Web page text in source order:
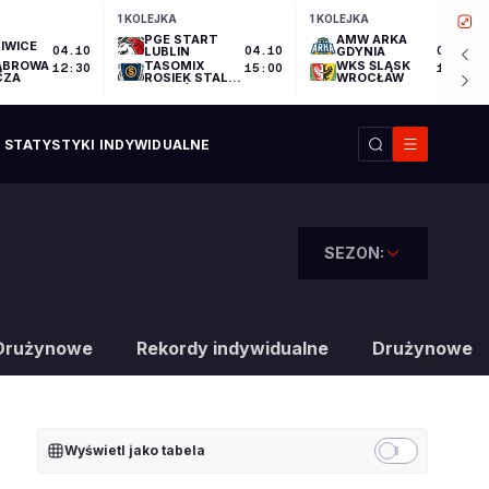
04.10
12:30
1 KOLEJKA
PGE START
LUBLIN
TASOMIX
ROSIEK STAL
WIELKOPOLSKI
04.10
15:00
1 KOLEJKA
AMW ARKA
GDYNIA
WKS ŚLĄSK
WROCŁAW
04.10
17:30
STATYSTYKI INDYWIDUALNE
SEZON:
Rekordy indywidualne Drużynowe
Wyświetl jako tabela